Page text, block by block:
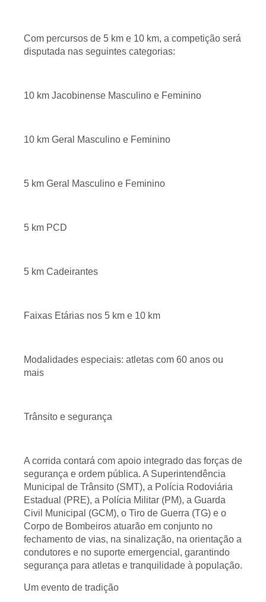
Com percursos de 5 km e 10 km, a competição será
disputada nas seguintes categorias:
10 km Jacobinense Masculino e Feminino
10 km Geral Masculino e Feminino
5 km Geral Masculino e Feminino
5 km PCD
5 km Cadeirantes
Faixas Etárias nos 5 km e 10 km
Modalidades especiais: atletas com 60 anos ou
mais
Trânsito e segurança
A corrida contará com apoio integrado das forças de
segurança e ordem pública. A Superintendência
Municipal de Trânsito (SMT), a Polícia Rodoviária
Estadual (PRE), a Polícia Militar (PM), a Guarda
Civil Municipal (GCM), o Tiro de Guerra (TG) e o
Corpo de Bombeiros atuarão em conjunto no
fechamento de vias, na sinalização, na orientação a
condutores e no suporte emergencial, garantindo
segurança para atletas e tranquilidade à população.
Um evento de tradição